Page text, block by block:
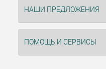
НАШИ ПРЕДЛОЖЕНИЯ
ПОМОЩЬ И СЕРВИСЫ